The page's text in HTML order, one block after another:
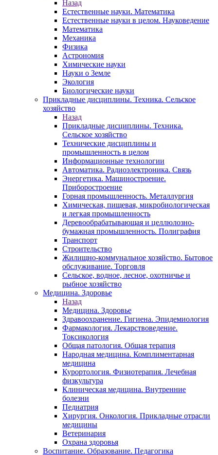
Назад
Естественные науки. Математика
Естественные науки в целом. Науковедение
Математика
Механика
Физика
Астрономия
Химические науки
Науки о Земле
Экология
Биологические науки
Прикладные дисциплины. Техника. Сельское
хозяйство
Назад
Прикладные дисциплины. Техника.
Сельское хозяйство
Технические дисциплины и
промышленность в целом
Информационные технологии
Автоматика. Радиоэлектроника. Связь
Энергетика. Машиностроение.
Приборостроение
Горная промышленность. Металлургия
Химическая, пищевая, микробиологическая
и легкая промышленность
Деревообрабатывающая и целлюлозно-
бумажная промышленность. Полиграфия
Транспорт
Строительство
Жилищно-коммунальное хозяйство. Бытовое
обслуживание. Торговля
Сельское, водное, лесное, охотничье и
рыбное хозяйство
Медицина. Здоровье
Назад
Медицина. Здоровье
Здравоохранение. Гигиена. Эпидемиология
Фармакология. Лекарствоведение.
Токсикология
Общая патология. Общая терапия
Народная медицина. Комплиментарная
медицина
Курортология. Физиотерапия. Лечебная
физкультура
Клиническая медицина. Внутренние
болезни
Педиатрия
Хирургия. Онкология. Прикладные отрасли
медицины
Ветеринария
Охрана здоровья
Воспитание. Образование. Педагогика